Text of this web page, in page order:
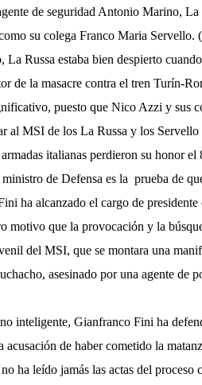
de seguridad Antonio Marino, La
su colega Franco Maria Servello.
La Russa estaba bien despierto
de la masacre contra el tren Turín-
puesto que Nico Azzi y sus
al MSI de los La Russa y los
italianas perdieron su honor
de Defensa es la prueba de
ha alcanzado el cargo de
motivo que la provocación y la
del MSI, que se montara una
asesinado por una agente de
inteligente, Gianfranco Fini ha
acusación de haber cometido la
ha leído jamás las actas del